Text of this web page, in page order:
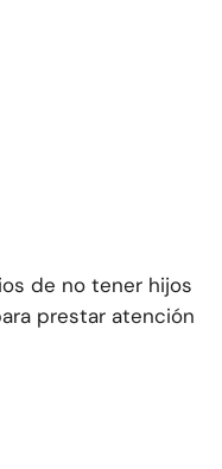
de no tener hijos
prestar atención